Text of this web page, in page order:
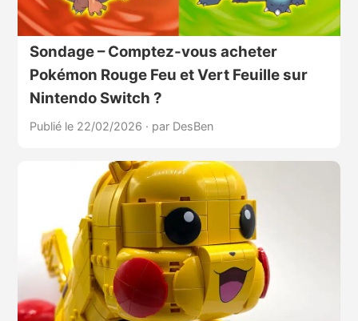
Sondage – Comptez-vous acheter
Pokémon Rouge Feu et Vert Feuille sur
Nintendo Switch ?
Publié le 22/02/2026 · par DesBen